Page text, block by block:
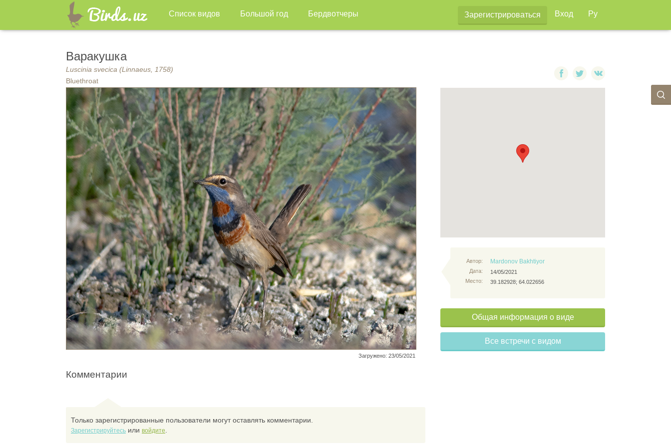
Список видов Большой год Бердвотчеры Зарегистрироваться Вход Ру
Варакушка
Luscinia svecica (Linnaeus, 1758)
Bluethroat
Загружено: 23/05/2021
Автор:
Дата:
Место:
Mardonov Bakhtiyor
14/05/2021
39.182928; 64.022656
Общая информация о виде
Все встречи с видом
Комментарии
Только зарегистрированные пользователи могут оставлять комментарии.
Зарегистрируйтесь или войдите